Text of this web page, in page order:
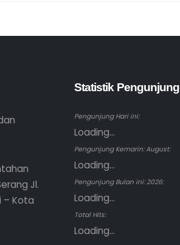
Jl.
– Kota
Statistik Pengunjung
Pengunjung Hari ini:
Loading...
Pengunjung Kemarin: August:
Loading...
Pengunjung Bulan ini: 2026:
Loading...
Total Hits:
Loading...